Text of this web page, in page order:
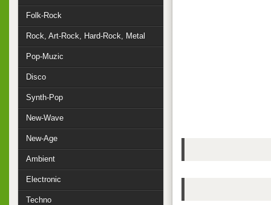
Folk-Rock
Rock, Art-Rock, Hard-Rock, Metal
Pop-Muzic
Disco
Synth-Pop
New-Wave
New-Age
Ambient
Electronic
Techno